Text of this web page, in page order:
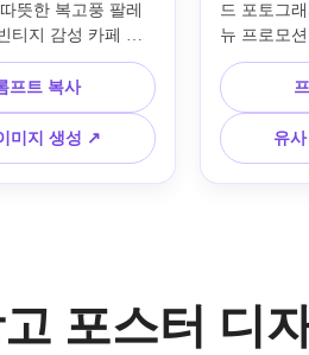
뜻한 복고풍 팔레
티지 감성 카페 광
드세요. 수제 질감,
포그래피, 아늑한 커
초점, 부드러운 조
이 디테일, 친근한
분위기, 완성도 높은
더하세요.
프트 복사
미지 생성 ↗
드 포토그
뉴 프로모
메뉴를 홍
토랑 광고
리의 텍스
스트 공간,
라이트, 얕
리미엄 음
유
포스터 디